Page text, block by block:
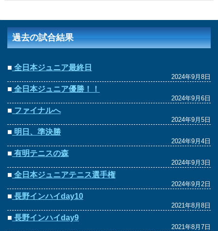
過去の試合結果
■ 全日本ジュニア最終日
2024年9月8日
■ 全日本ジュニア優勝！！
2024年9月6日
■ ファイナルへ
2024年9月5日
■ 明日、準決勝
2024年9月4日
■ 有明テニスの森
2024年9月3日
■ 全日本ジュニアテニス選手権
2024年9月2日
■ 長野インハイday10
2021年8月8日
■ 長野インハイday9
2021年8月7日